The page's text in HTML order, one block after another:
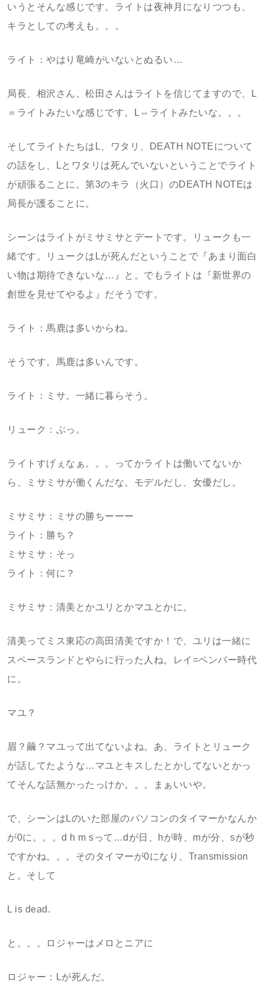
いうとそんな感じです。ライトは夜神月になりつつも、
キラとしての考えも。。。
ライト：やはり竜崎がいないとぬるい…
局長、相沢さん、松田さんはライトを信じてますので、L
＝ライトみたいな感じです。L⇔ライトみたいな。。。
そしてライトたちはL、ワタリ、DEATH NOTEについて
の話をし、Lとワタリは死んでいないということでライト
が頑張ることに。第3のキラ（火口）のDEATH NOTEは
局長が護ることに。
シーンはライトがミサミサとデートです。リュークも一
緒です。リュークはLが死んだということで『あまり面白
い物は期待できないな…』と。でもライトは『新世界の
創世を見せてやるよ』だそうです。
ライト：馬鹿は多いからね。
そうです。馬鹿は多いんです。
ライト：ミサ。一緒に暮らそう。
リューク：ぶっ。
ライトすげぇなぁ。。。ってかライトは働いてないか
ら、ミサミサが働くんだな。モデルだし、女優だし。
ミサミサ：ミサの勝ちーーー
ライト：勝ち？
ミサミサ：そっ
ライト：何に？
ミサミサ：清美とかユリとかマユとかに。
清美ってミス東応の高田清美ですか！で、ユリは一緒に
スペースランドとやらに行った人ね。レイ=ペンバー時代
に。
マユ？
眉？繭？マユって出てないよね。あ、ライトとリューク
が話してたような…マユとキスしたとかしてないとかっ
てそんな話無かったっけか。。。まぁいいや。
で、シーンはLのいた部屋のパソコンのタイマーかなんか
が0に。。。d h m sって…dが日、hが時、mが分、sが秒
ですかね。。。そのタイマーが0になり、Transmission
と。そして
L is dead.
と。。。ロジャーはメロとニアに
ロジャー：Lが死んだ。